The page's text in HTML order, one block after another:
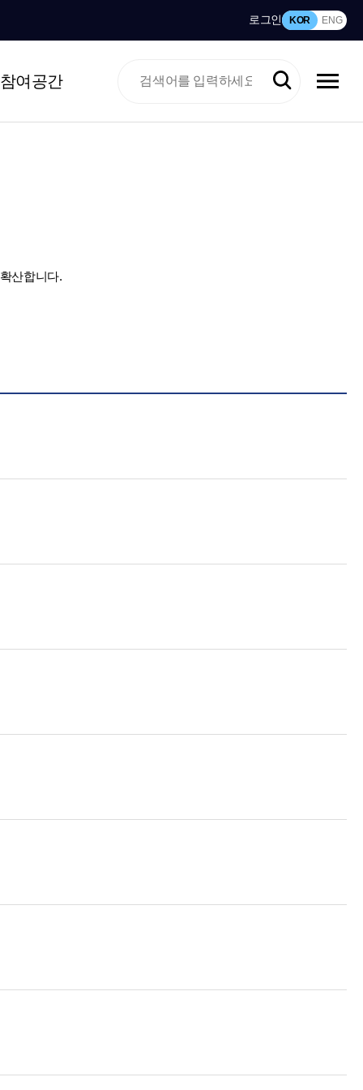
로그인 KOR ENG
참여공간
산합니다.